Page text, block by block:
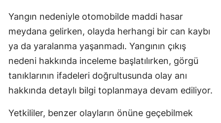
Yangın nedeniyle otomobilde maddi hasar
meydana gelirken, olayda herhangi bir can kaybı
ya da yaralanma yaşanmadı. Yangının çıkış
nedeni hakkında inceleme başlatılırken, görgü
tanıklarının ifadeleri doğrultusunda olay anı
hakkında detaylı bilgi toplanmaya devam ediliyor.
Yetkililer, benzer olayların önüne geçebilmek